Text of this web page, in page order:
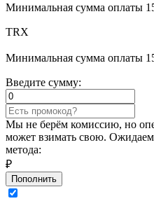
Минимальная сумма оплаты
TRX
Минимальная сумма оплаты
Введите сумму:
Мы не берём комиссию, но
может взимать свою.
метода:
₽
Пополнить